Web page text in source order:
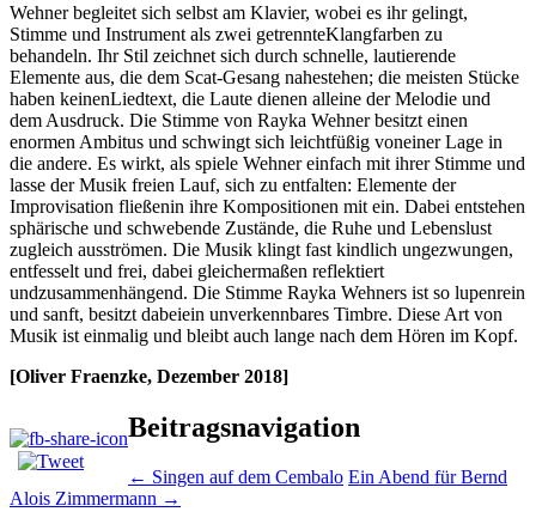
Wehner begleitet sich selbst am Klavier, wobei es ihr gelingt,
Stimme und Instrument als zwei getrennteKlangfarben zu
behandeln. Ihr Stil zeichnet sich durch schnelle, lautierende
Elemente aus, die dem Scat-Gesang nahestehen; die meisten Stücke
haben keinenLiedtext, die Laute dienen alleine der Melodie und
dem Ausdruck. Die Stimme von Rayka Wehner besitzt einen
enormen Ambitus und schwingt sich leichtfüßig voneiner Lage in
die andere. Es wirkt, als spiele Wehner einfach mit ihrer Stimme und
lasse der Musik freien Lauf, sich zu entfalten: Elemente der
Improvisation fließenin ihre Kompositionen mit ein. Dabei entstehen
sphärische und schwebende Zustände, die Ruhe und Lebenslust
zugleich ausströmen. Die Musik klingt fast kindlich ungezwungen,
entfesselt und frei, dabei gleichermaßen reflektiert
undzusammenhängend. Die Stimme Rayka Wehners ist so lupenrein
und sanft, besitzt dabeiein unverkennbares Timbre. Diese Art von
Musik ist einmalig und bleibt auch lange nach dem Hören im Kopf.
[Oliver Fraenzke, Dezember 2018]
Beitragsnavigation
← Singen auf dem Cembalo Ein Abend für Bernd
Alois Zimmermann →